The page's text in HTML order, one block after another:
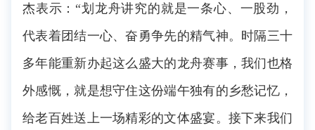
杰表示：“划龙舟讲究的就是一条心、一股劲，
代表着团结一心、奋勇争先的精气神。时隔三十
多年能重新办起这么盛大的龙舟赛事，我们也格
外感慨，就是想守住这份端午独有的乡愁记忆，
给老百姓送上一场精彩的文体盛宴。接下来我们